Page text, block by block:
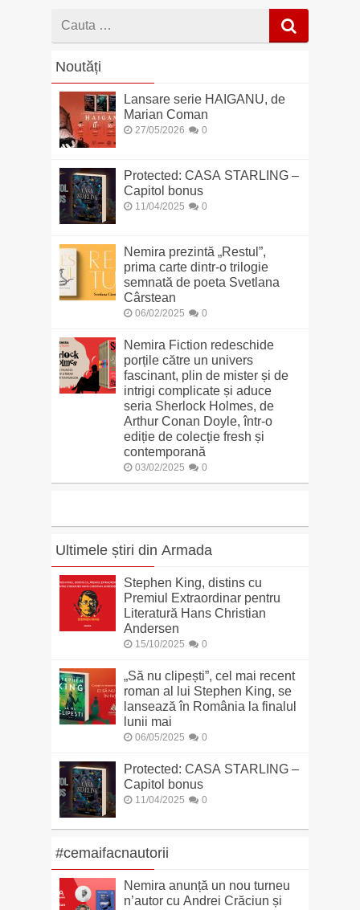
Cauta
Noutăți
Lansare serie HAIGANU, de
Marian Coman
27/05/2026 0
Protected: CASA STARLING –
Capitol bonus
11/04/2025 0
Nemira prezintă „Restul”,
prima carte dintr-o trilogie
semnată de poeta Svetlana
Cârstean
06/02/2025 0
Nemira Fiction redeschide
porțile către un univers
fascinant, plin de mister și de
intrigi complicate și aduce
seria Sherlock Holmes, de
Arthur Conan Doyle, într-o
ediție de colecție fresh și
contemporană
03/02/2025 0
Ultimele știri din Armada
Stephen King, distins cu
Premiul Extraordinar pentru
Literatură Hans Christian
Andersen
15/10/2025 0
„Să nu clipești”, cel mai recent
roman al lui Stephen King, se
lansează în România la finalul
lunii mai
06/05/2025 0
Protected: CASA STARLING –
Capitol bonus
11/04/2025 0
#cemaifacnautorii
Nemira anunță un nou turneu
n’autor cu Andrei Crăciun și